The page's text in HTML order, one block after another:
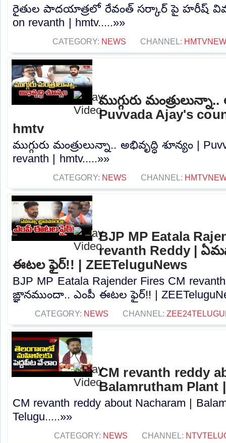
రైతుల పాదయాత్రలో రేవంత్ సర్కార్ పై హరీష్
on revanth | hmtv.....»»
CATEGORY: NEWS CHANNEL:
ముగ్గురు
Puvvada Ajay's
hmtv
ముగ్గురు మంత్రులున్నా.. అభివృద్ధి శూన్యం |
revanth | hmtv.....»»
CATEGORY: NEWS CHANNEL:
BJP MP Eatala
revanth Reddy |
ఈటల ఫైర్!! | ZEETeluguNews
BJP MP Eatala Rajender Fires CM
ఙ్ఞానముందా.. ఎంపీ ఈటల ఫైర్!! |
CATEGORY: NEWS CHANNEL:
CM revanth reddy
Balamrutham Plant
CM revanth reddy about Nacharam |
Telugu.....»»
CATEGORY: NEWS CHANNEL: